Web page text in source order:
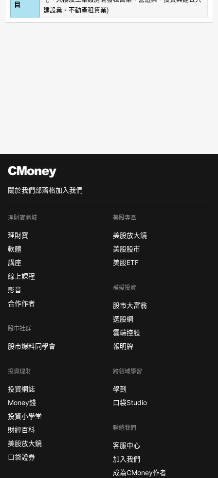
目
建設業、不動產租賃業)
關於我們部落格加入我們
理財寶商城
理財寶
軟體
講座
線上課程
影音
合作作者
股市社群
股市爆料同學會
投資理財
投資網誌
Money錢
投資小學堂
財經百科
美股放大鏡
口袋證券
美股專區
美股放大鏡
美股股市
美股ETF
模擬投資
股市大富翁
選股網
雲端控股
報明牌
跨領域學習
學到
口袋Studio
聯絡我們
客服中心
加入我們
成為CMoney作者